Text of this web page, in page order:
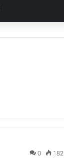
0 182